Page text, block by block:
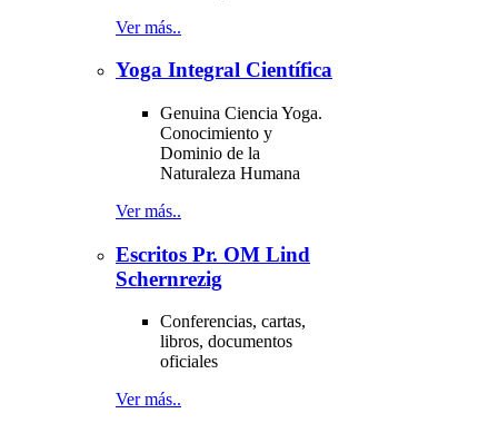
Ver más..
Yoga Integral Científica
Genuina Ciencia Yoga.
Conocimiento y
Dominio de la
Naturaleza Humana
Ver más..
Escritos Pr. OM Lind
Schernrezig
Conferencias, cartas,
libros, documentos
oficiales
Ver más..